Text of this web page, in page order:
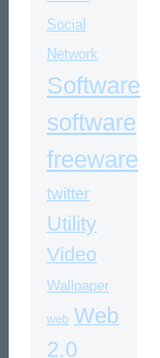
Social
Network
Software
software
freeware
twitter
Utility
Video
Wallpaper
web Web
2.0